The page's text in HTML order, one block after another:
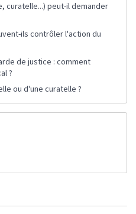
curatelle...) peut-il demander
ils contrôler l'action du
de justice : comment
?
ou d'une curatelle ?